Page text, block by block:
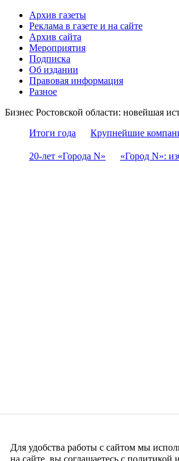
Архив газеты
Реклама в газете и на сайте
Архив сайта
Мероприятия
Подписка
Об издании
Правовая информация
Разное
Бизнес Ростовской области: новейшая
Итоги года
Крупнейшие
20-лет «Города N» «Город N»:
Для удобства работы с сайтом мы
на сайте, вы соглашаетесь с политикой